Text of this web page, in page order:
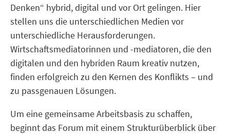
Denken“ hybrid, digital und vor Ort gelingen. Hier
stellen uns die unterschiedlichen Medien vor
unterschiedliche Herausforderungen.
Wirtschaftsmediatorinnen und -mediatoren, die den
digitalen und den hybriden Raum kreativ nutzen,
finden erfolgreich zu den Kernen des Konflikts – und
zu passgenauen Lösungen.
Um eine gemeinsame Arbeitsbasis zu schaffen,
beginnt das Forum mit einem Strukturüberblick über